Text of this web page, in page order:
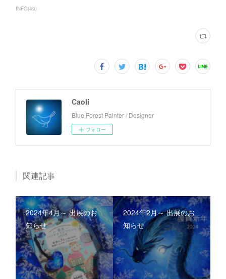
INFO(49)
Caoli
Blue Forest Painter / Designer
フォロー
関連記事
2024年4月～ 出展のお
知らせ
2024年2月～ 出展のお
知らせ